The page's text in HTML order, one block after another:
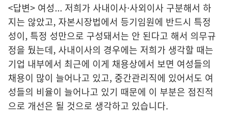
<답변> 여성... 저희가 사내이사·사외이사 구분해서 하
지는 않았고, 자본시장법에서 등기임원에 반드시 특정
성이, 특정 성만으로 구성돼서는 안 된다고 해서 의무규
정을 뒀는데, 사내이사의 경우에는 저희가 생각할 때는
기업 내부에서 최근에 이게 채용상에서 보면 여성들의
채용이 많이 늘어나고 있고, 중간관리직에 있어서도 여
성들의 비율이 늘어나고 있기 때문에 이 부분은 점진적
으로 개선은 될 것으로 생각하고 있습니다.